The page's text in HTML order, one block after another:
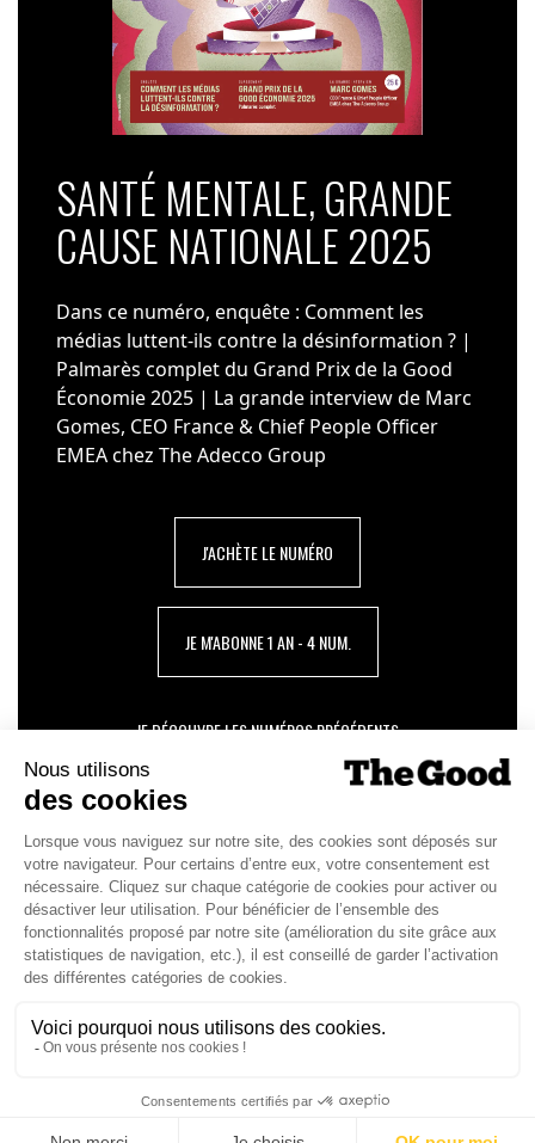
SANTÉ MENTALE, GRANDE
CAUSE NATIONALE 2025
Dans ce numéro, enquête : Comment les
médias luttent-ils contre la désinformation ? |
Palmarès complet du Grand Prix de la Good
Économie 2025 | La grande interview de Marc
Gomes, CEO France & Chief People Officer
EMEA chez The Adecco Group
J'ACHÈTE LE NUMÉRO
JE M'ABONNE 1 AN - 4 NUM.
JE DÉCOUVRE LES NUMÉROS PRÉCÉDENTS
Je suis déjà abonné(e) :
version digitale
SUIVEZ-NOUS